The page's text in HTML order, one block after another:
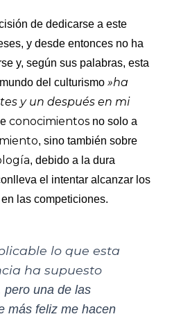
de dedicarse a este
y desde entonces no ha
y, según sus palabras, esta
del culturismo »ha
y un después en mi
conocimientos no solo a
, sino también sobre
, debido a la dura
el intentar alcanzar los
las competiciones.
lo que esta
ha supuesto
pero una de las
más feliz me hacen